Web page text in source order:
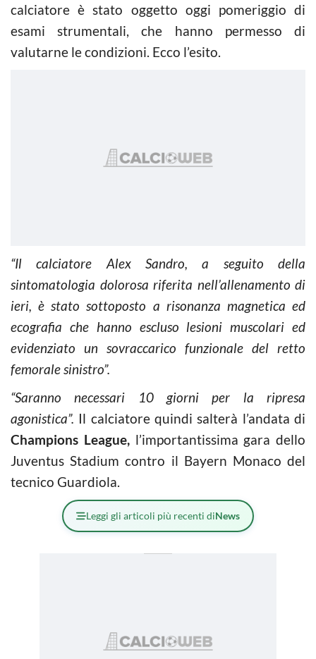
calciatore è stato oggetto oggi pomeriggio di
esami strumentali, che hanno permesso di
valutarne le condizioni. Ecco l’esito.
“Il calciatore Alex Sandro, a seguito della
sintomatologia dolorosa riferita nell’allenamento di
ieri, è stato sottoposto a risonanza magnetica ed
ecografia che hanno escluso lesioni muscolari ed
evidenziato un sovraccarico funzionale del retto
femorale sinistro”.
“Saranno necessari 10 giorni per la ripresa
agonistica”. Il calciatore quindi salterà l’andata di
Champions League,l’importantissima gara dello
Juventus Stadium contro il Bayern Monaco del
tecnico Guardiola.
Leggi gli articoli più recenti diNews